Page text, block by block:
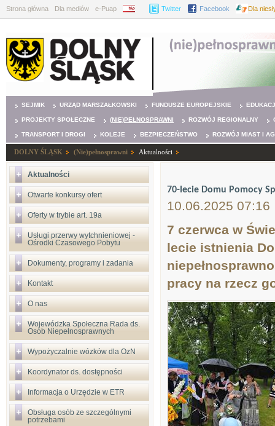
Strona główna Dla mediów e-Puap BIP Twitter Facebook Dla
SEJMIK URZĄD MARSZAŁKOWSKI FUNDUSZE EUROPEJSKIE
PROJEKTY SPOŁECZNE (NIE)PEŁNOSPRAWNI ROZWÓJ REGIONALNY
TRANSPORT I DROGI KOLEJE BEZPIECZEŃSTWO ROZWÓJ MIAST I
DOLNY ŚLĄSK (Nie)pełnosprawni Aktualności
Aktualności
Otwarte konkursy ofert
Oferty w trybie art. 19a
Usługi przerwy wytchnieniowej -
Ośrodki Czasowego Pobytu
Dokumenty, programy i zadania
Kontakt
O nas
Wojewódzka Społeczna Rada ds.
Osób Niepełnosprawnych
Wypożyczalnie wózków dla OzN
Koordynator ds. dostępności
Informacja o Urzędzie w ETR
Obsługa osób ze szczególnymi
potrzebami
70-lecie Domu Pomocy
10.06.2025 07:16
7 czerwca w
lecie istnienia
pracy na rzecz